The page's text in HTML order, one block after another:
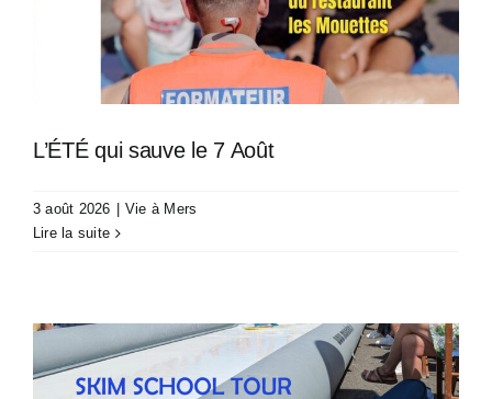
L’ÉTÉ qui sauve le 7 Août
3 août 2026
Vie à Mers
Lire la suite